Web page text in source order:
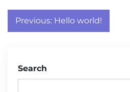
Post
navigation
Previous: Hello world!
Search